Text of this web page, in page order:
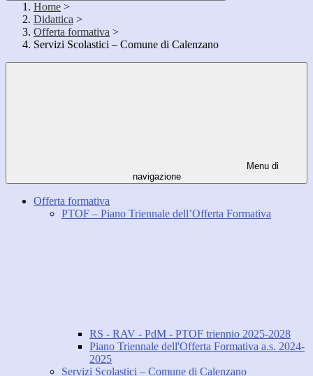
Home >
Didattica >
Offerta formativa >
Servizi Scolastici – Comune di Calenzano
Menu di
navigazione
Offerta formativa
PTOF – Piano Triennale dell’Offerta Formativa
RS - RAV - PdM - PTOF triennio 2025-2028
Piano Triennale dell'Offerta Formativa a.s. 2024-
2025
Servizi Scolastici – Comune di Calenzano